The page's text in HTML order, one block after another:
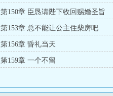
第150章 臣恳请陛下收回赐婚圣旨
第153章 总不能让公主住柴房吧
第156章 昏礼当天
第159章 一个不留